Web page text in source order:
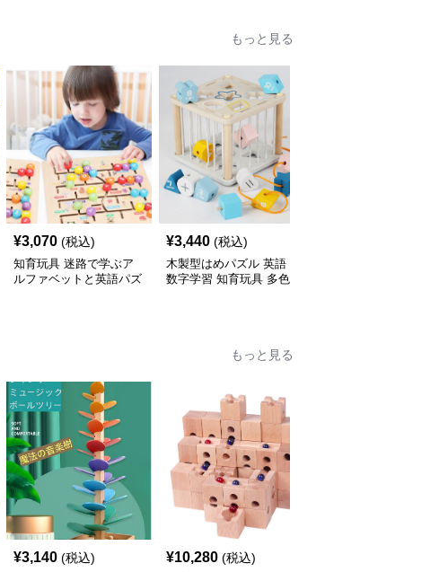
もっと見る
¥3,070 (税込)
知育玩具 迷路で学ぶア
ルファベットと英語パズ
¥3,440 (税込)
木製型はめパズル 英語
数字学習 知育玩具 多色
もっと見る
¥3,140 (税込) ¥10,280 (税込)